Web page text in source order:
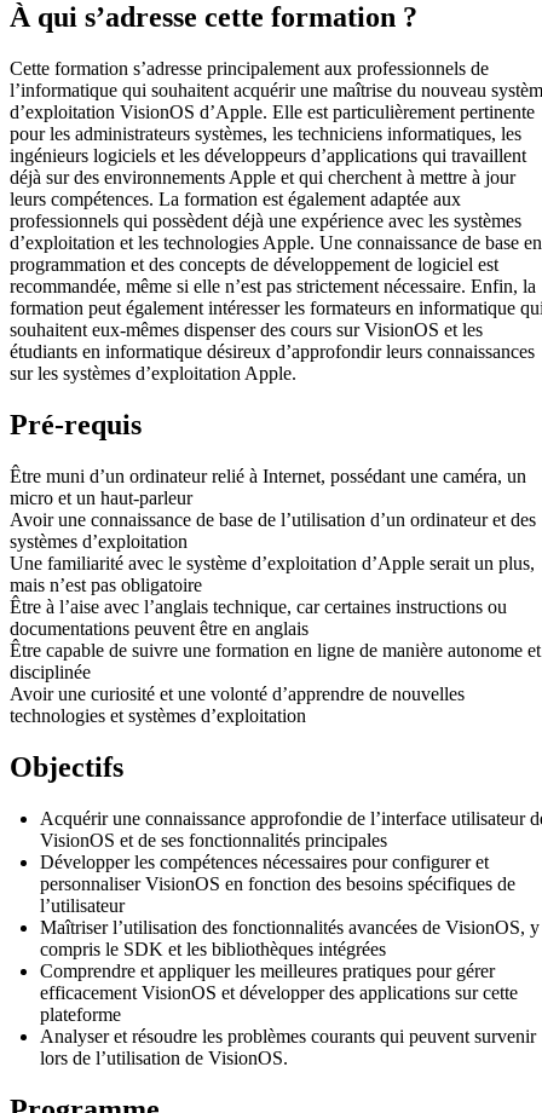
À qui s’adresse cette formation ?
Cette formation s’adresse principalement aux professionnels de
l’informatique qui souhaitent acquérir une maîtrise du nouveau
d’exploitation VisionOS d’Apple. Elle est particulièrement pertinente
pour les administrateurs systèmes, les techniciens informatiques, les
ingénieurs logiciels et les développeurs d’applications qui travaillent
déjà sur des environnements Apple et qui cherchent à mettre à jour
leurs compétences. La formation est également adaptée aux
professionnels qui possèdent déjà une expérience avec les systèmes
d’exploitation et les technologies Apple. Une connaissance de base en
programmation et des concepts de développement de logiciel est
recommandée, même si elle n’est pas strictement nécessaire. Enfin, la
formation peut également intéresser les formateurs en informatique
souhaitent eux-mêmes dispenser des cours sur VisionOS et les
étudiants en informatique désireux d’approfondir leurs connaissances
sur les systèmes d’exploitation Apple.
Pré-requis
Être muni d’un ordinateur relié à Internet, possédant une caméra, un
micro et un haut-parleur
Avoir une connaissance de base de l’utilisation d’un ordinateur et des
systèmes d’exploitation
Une familiarité avec le système d’exploitation d’Apple serait un plus,
mais n’est pas obligatoire
Être à l’aise avec l’anglais technique, car certaines instructions ou
documentations peuvent être en anglais
Être capable de suivre une formation en ligne de manière autonome et
disciplinée
Avoir une curiosité et une volonté d’apprendre de nouvelles
technologies et systèmes d’exploitation
Objectifs
Acquérir une connaissance approfondie de l’interface utilisateur
VisionOS et de ses fonctionnalités principales
Développer les compétences nécessaires pour configurer et
personnaliser VisionOS en fonction des besoins spécifiques de
l’utilisateur
Maîtriser l’utilisation des fonctionnalités avancées de VisionOS, y
compris le SDK et les bibliothèques intégrées
Comprendre et appliquer les meilleures pratiques pour gérer
efficacement VisionOS et développer des applications sur cette
plateforme
Analyser et résoudre les problèmes courants qui peuvent survenir
lors de l’utilisation de VisionOS.